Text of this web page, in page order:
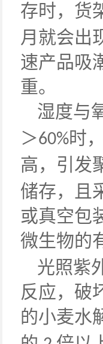
存时，货
月就会出
速产品吸
重。
湿度与
＞60%时
高，引发
储存，且
或真空包
微生物的
光照紫
反应，破
的小麦水